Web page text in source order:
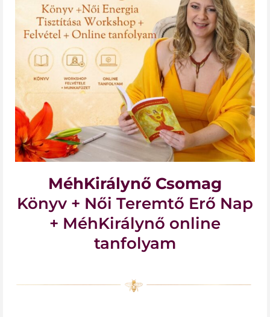
MéhKirálynő Csomag
Könyv + Női Teremtő Erő Nap
+ MéhKirálynő online
tanfolyam